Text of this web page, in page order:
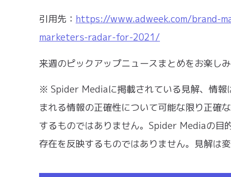
引用先： https://www.adweek.com/brand-
marketers-radar-for-2021/
来週のピックアップニュースまとめをお楽しみ
※ Spider Mediaに掲載されている見解、情報
まれる情報の正確性について可能な限り正確
するものではありません。Spider Mediaの目
存在を反映するものではありません。見解は